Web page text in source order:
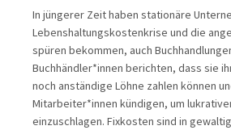
In jüngerer Zeit haben stationäre
Lebenshaltungskostenkrise und die
spüren bekommen, auch
Buchhändler*innen berichten, dass sie
noch anständige Löhne zahlen können
Mitarbeiter*innen kündigen, um
einzuschlagen. Fixkosten sind in